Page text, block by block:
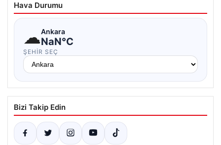
Hava Durumu
☁Ankara
NaN°C
ŞEHIR SEÇ
Bizi Takip Edin